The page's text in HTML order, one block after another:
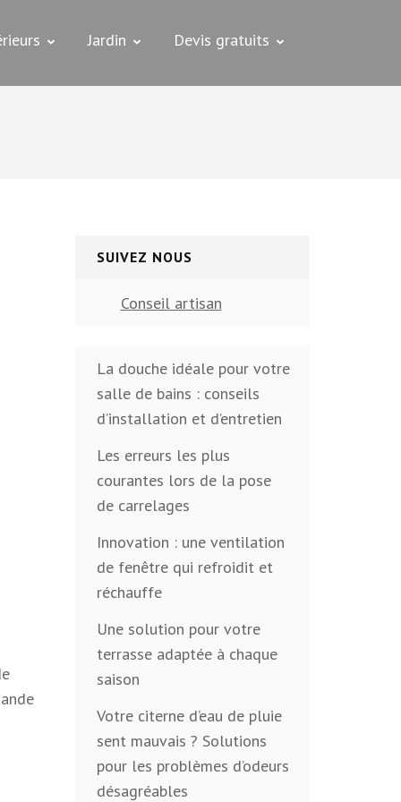
Jardin Devis gratuits
SUIVEZ NOUS
Conseil artisan
La douche idéale pour votre
salle de bains : conseils
d’installation et d’entretien
Les erreurs les plus
courantes lors de la pose
de carrelages
Innovation : une ventilation
de fenêtre qui refroidit et
réchauffe
Une solution pour votre
terrasse adaptée à chaque
saison
Votre citerne d’eau de pluie
sent mauvais ? Solutions
pour les problèmes d’odeurs
désagréables